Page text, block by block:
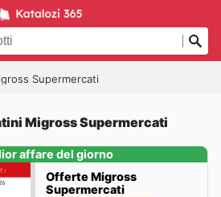
Supermercati
Migross Supermercati
affare del giorno
Offerte Migross
Supermercati